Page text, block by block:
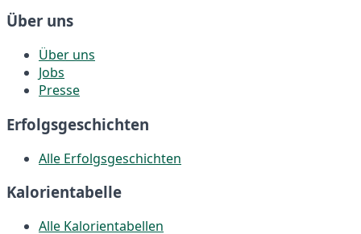
Über uns
Über uns
Jobs
Presse
Erfolgsgeschichten
Alle Erfolgsgeschichten
Kalorientabelle
Alle Kalorientabellen